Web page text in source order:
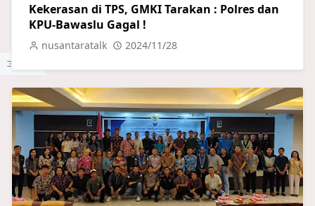
Kekerasan di TPS, GMKI Tarakan : Polres dan
KPU-Bawaslu Gagal !
nusantaratalk 2024/11/28